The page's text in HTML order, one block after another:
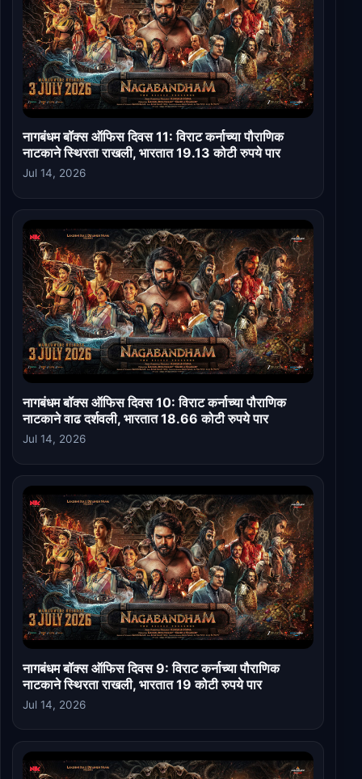
नागबंधम बॉक्स ऑफिस दिवस 11: विराट कर्नाच्या पौराणिक
नाटकाने स्थिरता राखली, भारतात 19.13 कोटी रुपये पार
Jul 14, 2026
नागबंधम बॉक्स ऑफिस दिवस 10: विराट कर्नाच्या पौराणिक
नाटकाने वाढ दर्शवली, भारतात 18.66 कोटी रुपये पार
Jul 14, 2026
नागबंधम बॉक्स ऑफिस दिवस 9: विराट कर्नाच्या पौराणिक
नाटकाने स्थिरता राखली, भारतात 19 कोटी रुपये पार
Jul 14, 2026